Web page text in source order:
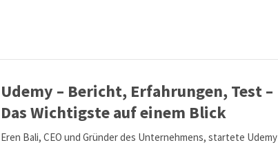
Udemy – Bericht, Erfahrungen, Test –
Das Wichtigste auf einem Blick
Eren Bali, CEO und Gründer des Unternehmens, startete Udemy